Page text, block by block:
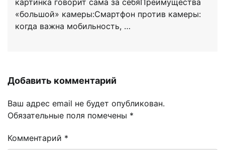
«большой» камеры:Смартфон против камеры:
когда важна мобильность, …
Добавить комментарий
Ваш адрес email не будет опубликован.
Обязательные поля помечены *
Комментарий *